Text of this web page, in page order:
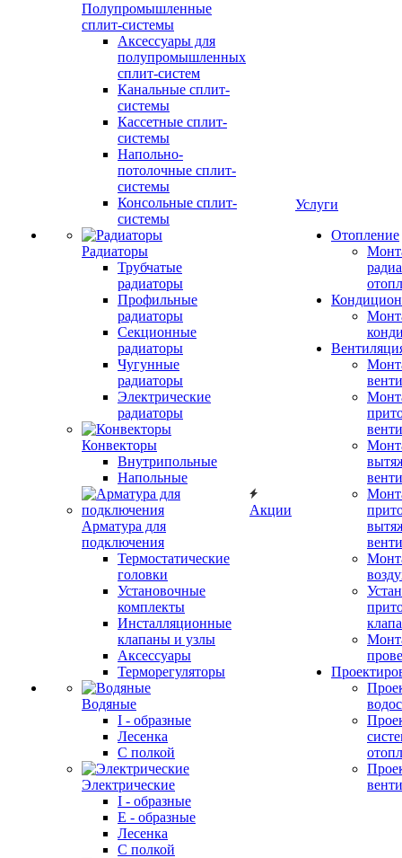
Полупромышленные
сплит-системы
Аксессуары для
полупромышленных
сплит-систем
Канальные сплит-
системы
Кассетные сплит-
системы
Напольно-
потолочные сплит-
системы
Консольные сплит-
системы
Радиаторы
Трубчатые
радиаторы
Профильные
радиаторы
Секционные
радиаторы
Чугунные
радиаторы
Электрические
радиаторы
Конвекторы
Внутрипольные
Напольные
Арматура для
подключения
Термостатические
головки
Установочные
комплекты
Инсталляционные
клапаны и узлы
Аксессуары
Терморегуляторы
Водяные
I - образные
Лесенка
С полкой
Электрические
I - образные
E - образные
Лесенка
С полкой
Акции
Услуги
Отопление